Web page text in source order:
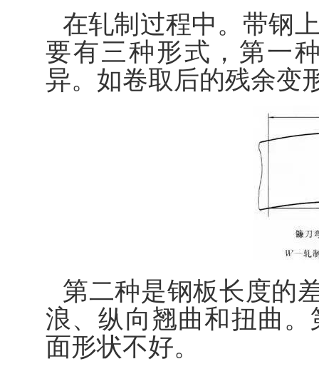
在轧制过程中。带钢
要有三种形式，第一
异。如卷取后的残余变
第二种是钢板长度的
浪、纵向翘曲和扭曲
面形状不好。